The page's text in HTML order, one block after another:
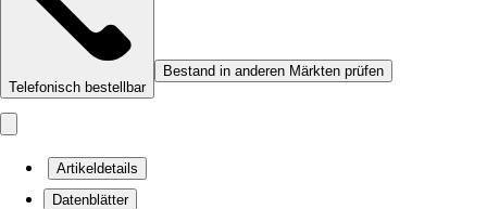
Telefonisch bestellbar
Bestand in anderen Märkten prüfen
Artikeldetails
Datenblätter